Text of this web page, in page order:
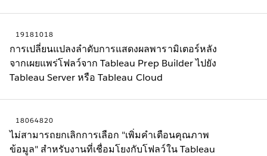
19181018
การเปลี่ยนแปลงลำดับการแสดงผลพารามิเตอร์หลัง
จากเผยแพร่โฟลว์จาก Tableau Prep Builder ไปยัง
Tableau Server หรือ Tableau Cloud
18064820
ไม่สามารถยกเลิกการเลือก "เพิ่มคำเตือนคุณภาพ
ข้อมูล" สำหรับงานที่เชื่อมโยงกับโฟลว์ใน Tableau